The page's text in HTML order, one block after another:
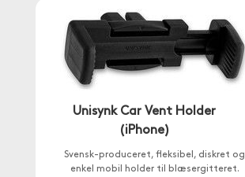
Unisynk Car Vent Holder
(iPhone)
Svensk-produceret, fleksibel, diskret og
enkel mobil holder til blæsergitteret.